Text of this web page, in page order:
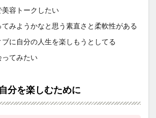
容トークしたい
みようかなと思う素直さと柔軟性がある
に自分の人生を楽しもうとしてる
てみたい
分を楽しむために